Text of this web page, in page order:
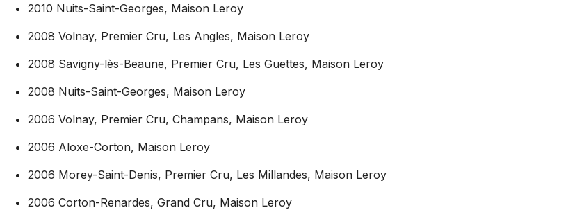
2010 Nuits-Saint-Georges, Maison Leroy
2008 Volnay, Premier Cru, Les Angles, Maison Leroy
2008 Savigny-lès-Beaune, Premier Cru, Les Guettes, Maison Leroy
2008 Nuits-Saint-Georges, Maison Leroy
2006 Volnay, Premier Cru, Champans, Maison Leroy
2006 Aloxe-Corton, Maison Leroy
2006 Morey-Saint-Denis, Premier Cru, Les Millandes, Maison Leroy
2006 Corton-Renardes, Grand Cru, Maison Leroy